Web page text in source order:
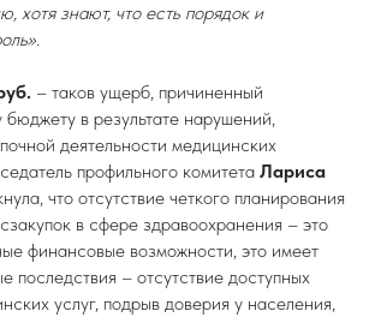
хотя знают, что есть порядок и
– таков ущерб, причиненный
в результате нарушений,
деятельности медицинских
профильного комитета Лариса
что отсутствие четкого планирования
в сфере здравоохранения – это
финансовые возможности, это имеет
последствия – отсутствие доступных
услуг, подрыв доверия у населения,